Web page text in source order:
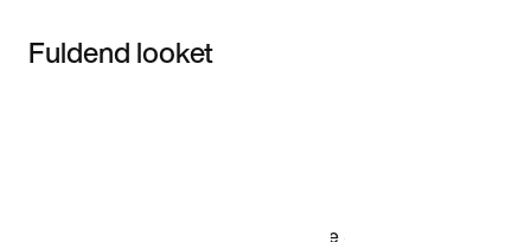
Fuldend looket